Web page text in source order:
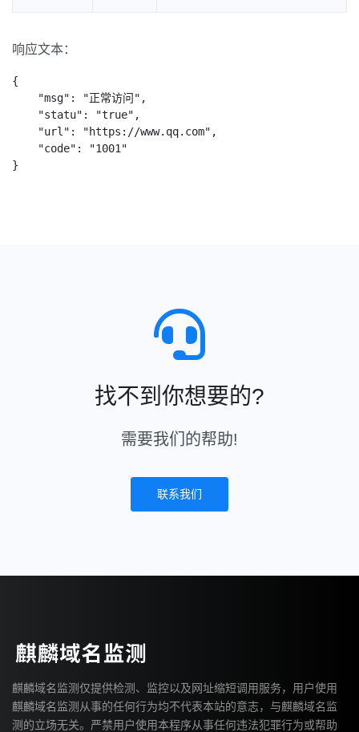
响应文本：
{
}
找不到你想要的?
需要我们的帮助!
联系我们
麒麟域名监测仅提供检测、监控以及网址缩短调用服务，用户使用
麒麟域名监测从事的任何行为均不代表本站的意志，与麒麟域名监
测的立场无关。严禁用户使用本程序从事任何违法犯罪行为或帮助